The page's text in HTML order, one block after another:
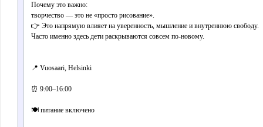
Почему это важно:
творчество — это не «просто рисование».
👉 Это напрямую влияет на уверенность, мышление и внутреннюю свободу.
Часто именно здесь дети раскрываются совсем по-новому.
📍 Vuosaari, Helsinki
⏰ 9:00–16:00
🍽 питание включено